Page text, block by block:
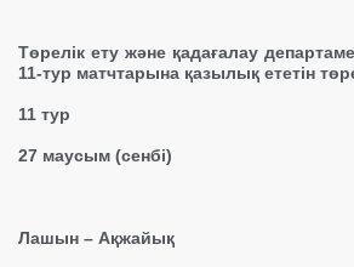
Төрелік ету және қадағалау
11-тур матчтарына қазылық ететін
11 тур
27 маусым (сенбі)
Лашын – Ақжайық